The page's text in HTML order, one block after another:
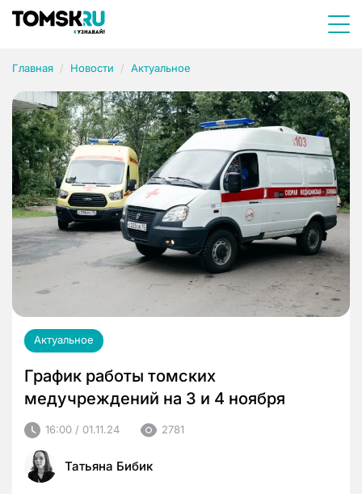
Главная Новости Актуальное
Актуальное
График работы томских
медучреждений на 3 и 4 ноября
16:00 / 01.11.24 2781
Татьяна Бибик